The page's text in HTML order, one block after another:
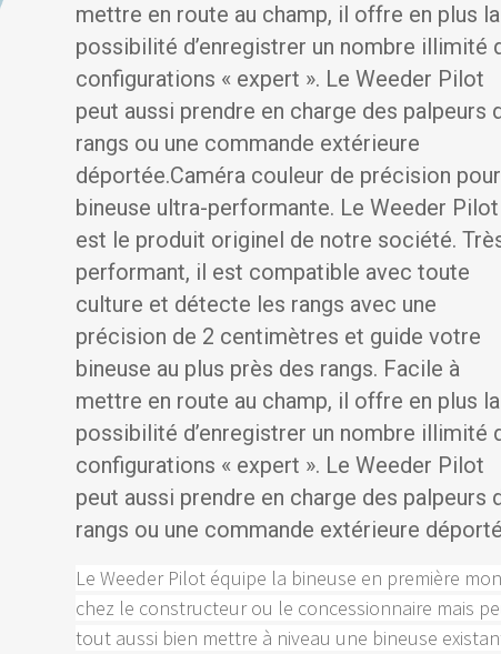
mettre en route au champ, il offre en plus la
possibilité d’enregistrer un nombre illimité
configurations « expert ». Le Weeder Pilot
peut aussi prendre en charge des palpeurs
rangs ou une commande extérieure
déportée.Caméra couleur de précision pour
bineuse ultra-performante. Le Weeder Pilot
est le produit originel de notre société.
performant, il est compatible avec toute
culture et détecte les rangs avec une
précision de 2 centimètres et guide votre
bineuse au plus près des rangs. Facile à
mettre en route au champ, il offre en plus la
possibilité d’enregistrer un nombre illimité
configurations « expert ». Le Weeder Pilot
peut aussi prendre en charge des palpeurs
rangs ou une commande extérieure
Le Weeder Pilot équipe la bineuse en première
chez le constructeur ou le concessionnaire mais
tout aussi bien mettre à niveau une bineuse